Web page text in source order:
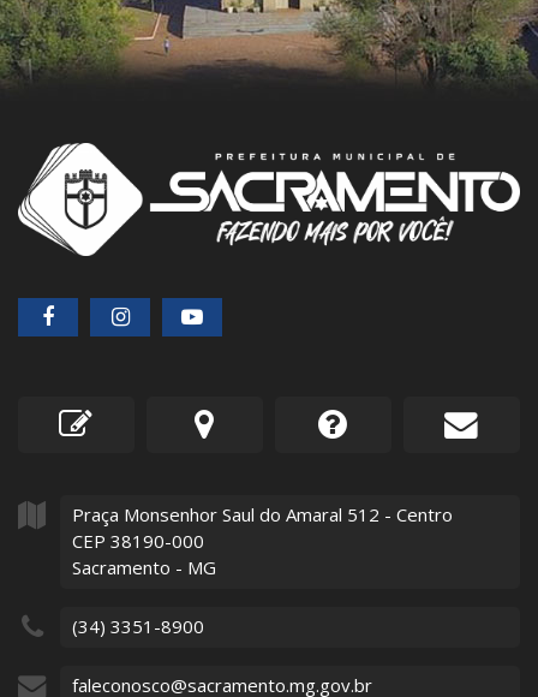
Praça Monsenhor Saul do Amaral 512 - Centro
CEP 38190-000
Sacramento - MG
(34) 3351-8900
faleconosco@sacramento.mg.gov.br